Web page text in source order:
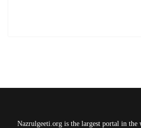
Nazrulgeeti.org is the largest portal in the